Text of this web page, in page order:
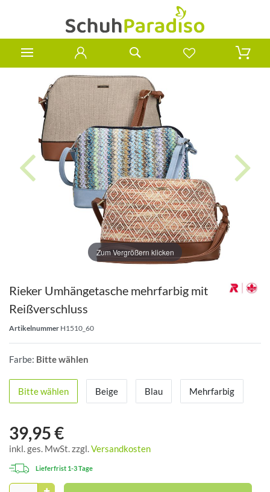
Zum Vergrößern klicken
Rieker Umhängetasche mehrfarbig mit
Reißverschluss
Artikelnummer H1510_60
Farbe: Bitte wählen
Bitte wählen Beige Blau Mehrfarbig
39,95 €
inkl. ges. MwSt. zzgl.Versandkosten
Lieferfrist 1-3 Tage